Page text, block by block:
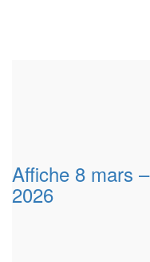
Affiche 8 mars –
2026